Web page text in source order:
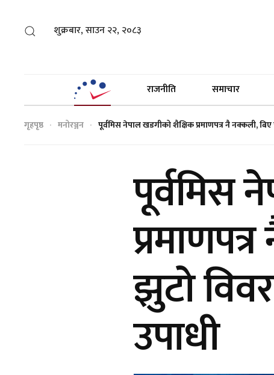
शुक्रबार, साउन २२, २०८३
राजनीति समाचार
गृहपृष्ठ मनोरञ्जन पूर्वमिस नेपाल खडगीको शैक्षिक प्रमाणपत्र नै नक्कली,
पूर्वमिस
झुटो
उपाधी